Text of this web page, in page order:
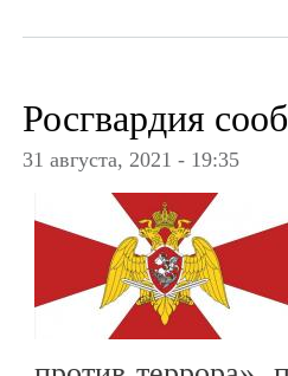
Росгвардия
31 августа, 2021 - 19:35